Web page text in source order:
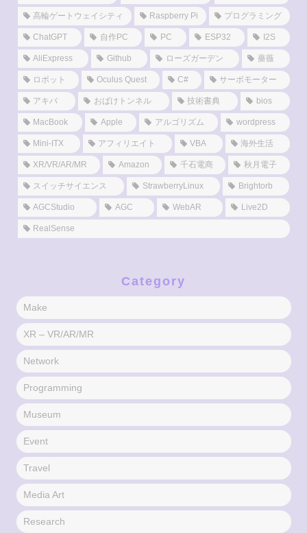
高輪ゲートウェイシティ Raspberry Pi プログラミング
ChatGPT 自作PC PC ESP32 I2S
AliExpress Github ローズガーデン 薔薇
ロボット Oculus Quest C# サーボモーター
アキバ おばけトンネル 技術書典 bios
MacBook Apple アルゴリズム wordpress
Mini-ITX アフィリエイト VBA 海外生活
XR/VR/AR/MR Amazon 千石電商 秋月電子
スイッチサイエンス StrawberryLinux Brightorb
AGCStudio AGC WebAR Live2D
RealSense
Category
Make
XR – VR/AR/MR
Network
Programming
Museum
Event
Travel
Media Art
Research